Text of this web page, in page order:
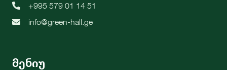
+995 579 01 14 51
info@green-hall.ge
მენიუ